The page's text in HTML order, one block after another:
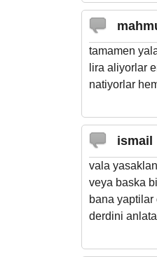
tamamen
lira aliyorlar
natiyorlar
ismail
vala
veya baska
bana
derdini